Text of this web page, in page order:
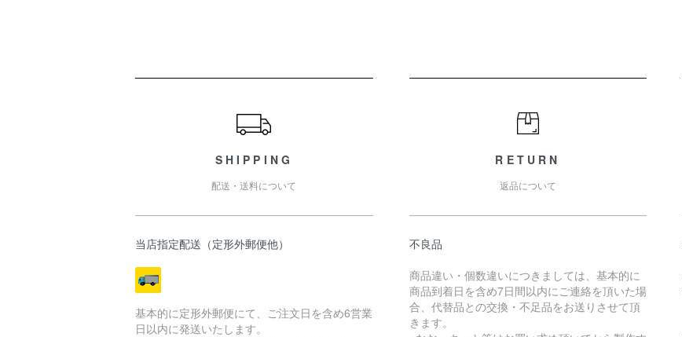
SHIPPING
配送・送料について
当店指定配送（定形外郵便他）
基本的に定形外郵便にて、ご注文日を含め6営業
日以内に発送いたします。
RETURN
返品について
不良品
商品違い・個数違いにつきましては、基本的に
商品到着日を含め7日間以内にご連絡を頂いた場
合、代替品との交換・不足品をお送りさせて頂
きます。